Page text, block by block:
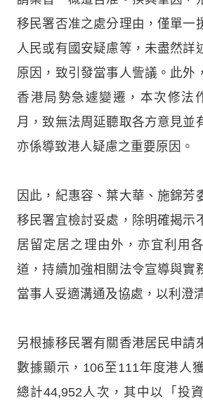
移民署否准之處分理由，僅單一
人民或有國安疑慮等，未盡然詳
原因，致引發當事人訾議。此外
香港局勢急遽變遷，本次修法
月，致無法周延聽取各方意見並
亦係導致港人疑慮之重要原因。
因此，紀惠容、葉大華、施錦芳
移民署宜檢討妥處，除明確揭示
居留定居之理由外，亦宜利用
道，持續加強相關法令宣導與實
當事人妥適溝通及協處，以利澄
另根據移民署有關香港居民申請
數據顯示，106至111年度港人
總計44,952人次，其中以「投